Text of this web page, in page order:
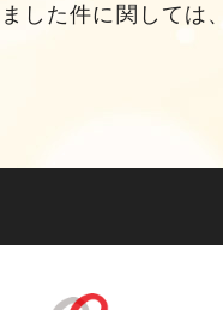
した件に関しては